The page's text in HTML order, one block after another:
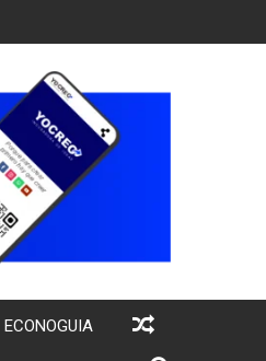
NEGOCIOS
ECONOGUIA